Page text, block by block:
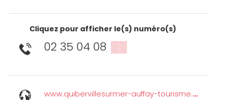
Cliquez pour afficher le(s) numéro(s)
02 35 04 08 ▒▒
www.quibervillesurmer-auffay-tourisme.com